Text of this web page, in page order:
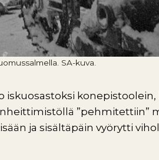
SA-kuva.
konepistoolein,
”pehmitettiin”
ja sisältäpäin vyörytti